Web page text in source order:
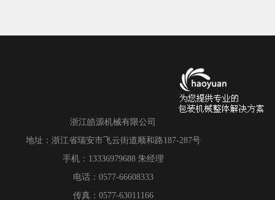
浙江皓源机械有限公司
地址：浙江省瑞安市飞云街道顺和路187-287号
手机：13336979688 朱经理
电话：0577-66608333
传真：0577-63011166